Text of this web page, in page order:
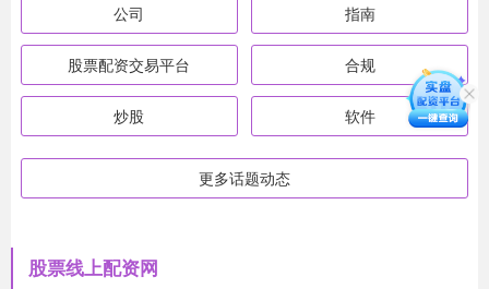
公司 指南
股票配资交易平台 合规
炒股 软件
更多话题动态
股票线上配资网